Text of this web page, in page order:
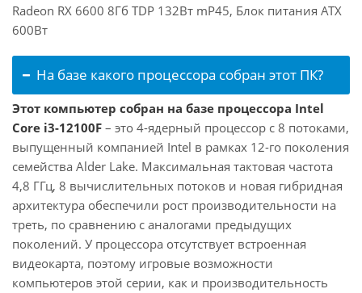
Radeon RX 6600 8Гб TDP 132Вт mP45, Блок питания ATX
600Вт
На базе какого процессора собран этот ПК?
Этот компьютер собран на базе процессора Intel
Core i3-12100F – это 4-ядерный процессор с 8 потоками,
выпущенный компанией Intel в рамках 12-го поколения
семейства Alder Lake. Максимальная тактовая частота
4,8 ГГц, 8 вычислительных потоков и новая гибридная
архитектура обеспечили рост производительности на
треть, по сравнению с аналогами предыдущих
поколений. У процессора отсутствует встроенная
видеокарта, поэтому игровые возможности
компьютеров этой серии, как и производительность